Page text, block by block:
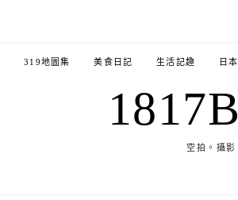
319地圖集 美食日記 生活記趣 日
空拍。攝